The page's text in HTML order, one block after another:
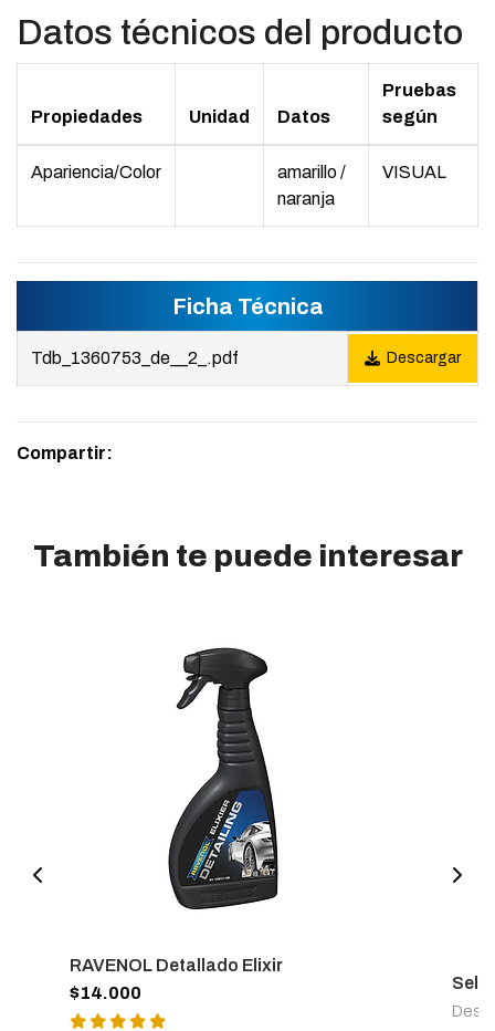
Datos técnicos del producto
Propiedades Unidad Datos
Pruebas
según
Apariencia/Color
amarillo /
naranja
VISUAL
Ficha Técnica
Tdb_1360753_de__2_.pdf Descargar
Compartir:
También te puede interesar
RAVENOL Detallado Elixir
$14.000